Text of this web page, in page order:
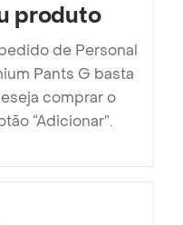
produto
de Personal
Pants G basta
comprar o
“Adicionar”.